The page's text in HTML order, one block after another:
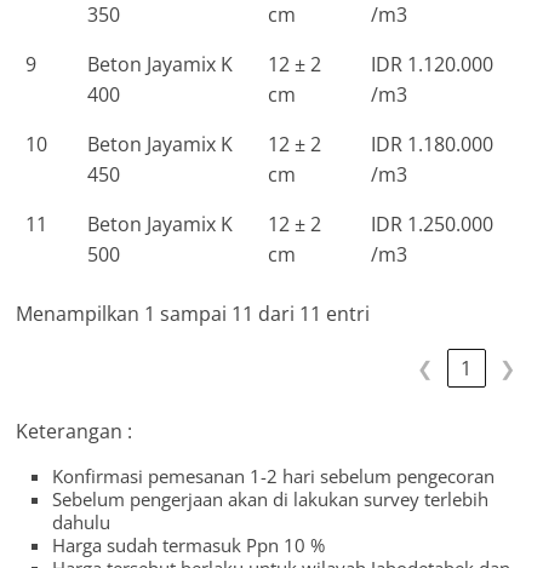
350
cm
/m3
9
Beton Jayamix K
400
12 ± 2
cm
IDR 1.120.000
/m3
10
Beton Jayamix K
450
12 ± 2
cm
IDR 1.180.000
/m3
11
Beton Jayamix K
500
12 ± 2
cm
IDR 1.250.000
/m3
Menampilkan 1 sampai 11 dari 11 entri
❮ 1 ❯
Keterangan :
Konfirmasi pemesanan 1-2 hari sebelum pengecoran
Sebelum pengerjaan akan di lakukan survey terlebih
dahulu
Harga sudah termasuk Ppn 10 %